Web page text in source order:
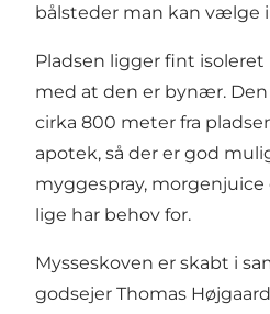
bålsteder man kan vælge
Pladsen ligger fint
med at den er bynær.
cirka 800 meter fra
apotek, så der er god
myggespray,
lige har behov for.
Mysseskoven er skabt i
godsejer Thomas